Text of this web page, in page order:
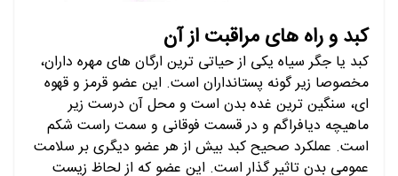
کبد و راه های مراقبت از آن
کبد یا جگر سیاه یکی از حیاتی ترین ارگان های مهره داران،
مخصوصا زیر گونه پستانداران است. این عضو قرمز و قهوه
ای، سنگین ترین غده بدن است و محل آن درست زیر
ماهیچه دیافراگم و در قسمت فوقانی و سمت راست شکم
است. عملکرد صحیح کبد بیش از هر عضو دیگری بر سلامت
عمومی بدن تاثیر گذار است. این عضو که از لحاظ زیست